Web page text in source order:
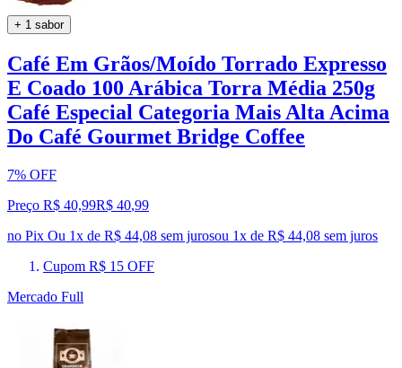
+ 1 sabor
Café Em Grãos/Moído Torrado Expresso
E Coado 100 Arábica Torra Média 250g
Café Especial Categoria Mais Alta Acima
Do Café Gourmet Bridge Coffee
7% OFF
Preço R$ 40,99R$ 40,99
no Pix Ou 1x de R$ 44,08 sem jurosou 1x de R$ 44,08 sem juros
Cupom R$ 15 OFF
Mercado Full